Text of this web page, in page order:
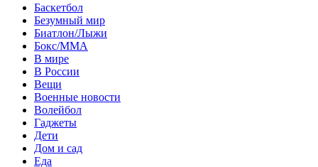
Баскетбол
Безумный мир
Биатлон/Лыжи
Бокс/MMA
В мире
В России
Вещи
Военные новости
Волейбол
Гаджеты
Дети
Дом и сад
Еда